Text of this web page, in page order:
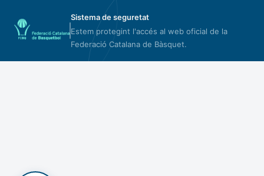
Sistema de seguretat
Estem protegint l'accés al web oficial de la
Federació Catalana de Bàsquet.